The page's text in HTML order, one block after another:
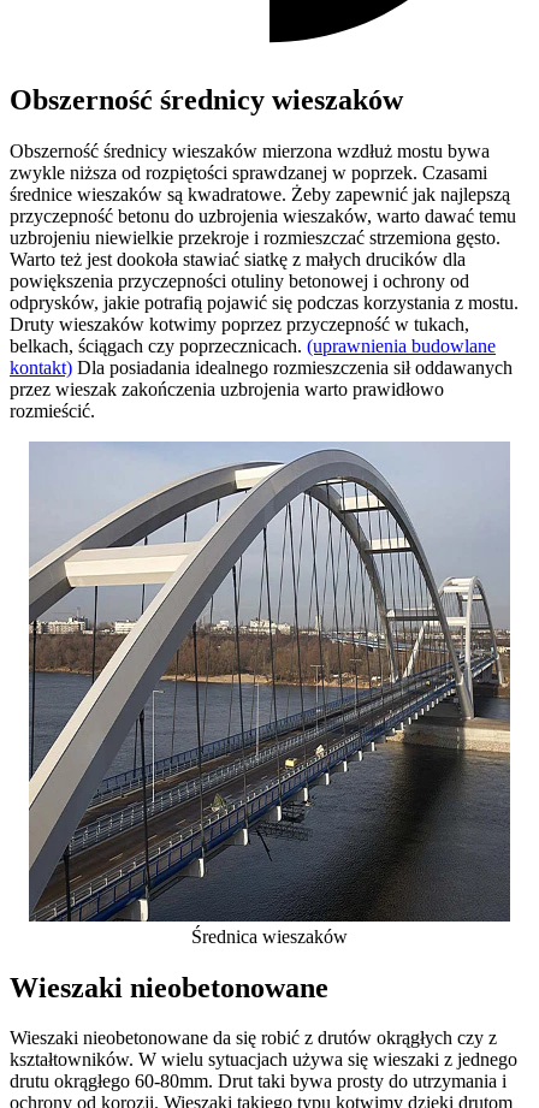
Obszerność średnicy wieszaków
Obszerność średnicy wieszaków mierzona wzdłuż mostu bywa
zwykle niższa od rozpiętości sprawdzanej w poprzek. Czasami
średnice wieszaków są kwadratowe. Żeby zapewnić jak najlepszą
przyczepność betonu do uzbrojenia wieszaków, warto dawać temu
uzbrojeniu niewielkie przekroje i rozmieszczać strzemiona gęsto.
Warto też jest dookoła stawiać siatkę z małych drucików dla
powiększenia przyczepności otuliny betonowej i ochrony od
odprysków, jakie potrafią pojawić się podczas korzystania z mostu.
Druty wieszaków kotwimy poprzez przyczepność w tukach,
belkach, ściągach czy poprzecznicach. (uprawnienia budowlane
kontakt) Dla posiadania idealnego rozmieszczenia sił oddawanych
przez wieszak zakończenia uzbrojenia warto prawidłowo
rozmieścić.
Średnica wieszaków
Wieszaki nieobetonowane
Wieszaki nieobetonowane da się robić z drutów okrągłych czy z
kształtowników. W wielu sytuacjach używa się wieszaki z jednego
drutu okrągłego 60-80mm. Drut taki bywa prosty do utrzymania i
ochrony od korozji. Wieszaki takiego typu kotwimy dzięki drutom